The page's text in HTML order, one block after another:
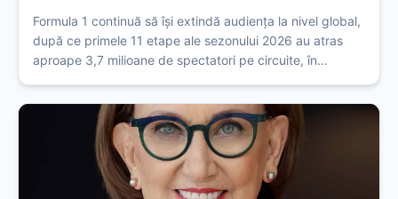
Formula 1 continuă să își extindă audiența la nivel global,
după ce primele 11 etape ale sezonului 2026 au atras
aproape 3,7 milioane de spectatori pe circuite, în